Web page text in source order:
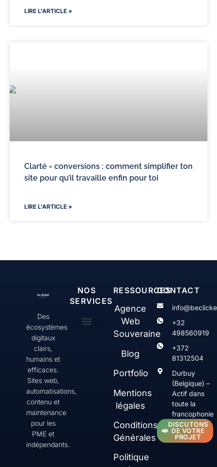
LIRE L'ARTICLE »
Clarté = conversions : comment simplifier ton
site pour qu’il travaille enfin pour toi
LIRE L'ARTICLE »
Des
écosystèmes
digitaux
clairs,
humains et
efficaces.
Sites web,
automatisations,
contenu et
maintenance
pour les
PME et
indépendants.
NOS
SERVICES
RESSOURCES
Agence
Web
Souveraine
Blog
Portfolio
Mentions
légales
Conditions
Générales
Politique
CONTACT
+32
498560919
+372
81312504
Durbuy
(Belgique) –
Actif dans
toute la
francophonie
DISCUTONS
DE VOTRE
PROJET